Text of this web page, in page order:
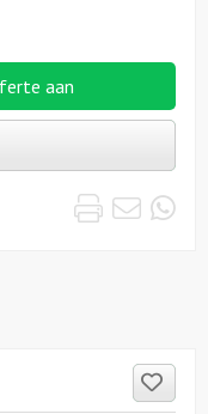
aan
Print